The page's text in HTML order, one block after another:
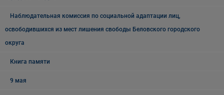
Наблюдательная комиссия по социальной адаптации лиц,
освободившихся из мест лишения свободы Беловского городского
округа
Книга памяти
9 мая